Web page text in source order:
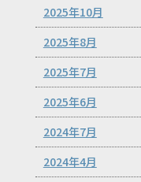
2025年10月
2025年8月
2025年7月
2025年6月
2024年7月
2024年4月